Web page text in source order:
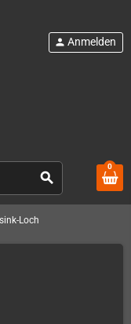
search
person Anmelden
0
Loch